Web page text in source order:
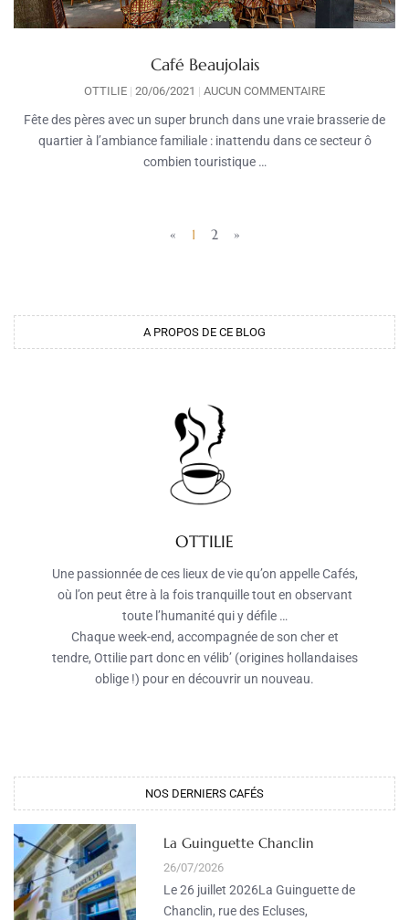
Café Beaujolais
OTTILIE 20/06/2021 AUCUN COMMENTAIRE
Fête des pères avec un super brunch dans une vraie brasserie de
quartier à l’ambiance familiale : inattendu dans ce secteur ô
combien touristique …
« 1 2 »
A PROPOS DE CE BLOG
OTTILIE
Une passionnée de ces lieux de vie qu’on appelle Cafés,
où l’on peut être à la fois tranquille tout en observant
toute l’humanité qui y défile …
Chaque week-end, accompagnée de son cher et
tendre, Ottilie part donc en vélib’ (origines hollandaises
oblige !) pour en découvrir un nouveau.
NOS DERNIERS CAFÉS​
La Guinguette Chanclin
26/07/2026
Le 26 juillet 2026La Guinguette de
Chanclin, rue des Ecluses,